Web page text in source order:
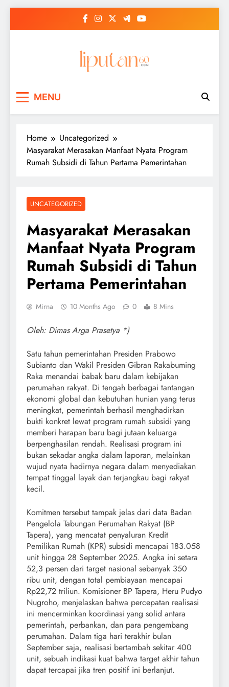
MENU
Home
Uncategorized
Masyarakat Merasakan Manfaat Nyata Program
Rumah Subsidi di Tahun Pertama Pemerintahan
UNCATEGORIZED
Masyarakat Merasakan
Manfaat Nyata Program
Rumah Subsidi di Tahun
Pertama Pemerintahan
Mirna 10 Months Ago 0 8 Mins
Oleh: DimasArga Prasetya *)
Satu tahun pemerintahan Presiden Prabowo
Subianto dan Wakil Presiden Gibran Rakabuming
Raka menandai babak baru dalam kebijakan
perumahan rakyat. Di tengah berbagai tantangan
ekonomi global dan kebutuhan hunian yang terus
meningkat, pemerintah berhasil menghadirkan
bukti konkret lewat program rumah subsidi yang
memberi harapan baru bagi jutaan keluarga
berpenghasilan rendah. Realisasi program ini
bukan sekadar angka dalam laporan, melainkan
wujud nyata hadirnya negara dalam menyediakan
tempat tinggal layak dan terjangkau bagi rakyat
kecil.
Komitmen tersebut tampak jelas dari data Badan
Pengelola Tabungan Perumahan Rakyat (BP
Tapera), yang mencatat penyaluran Kredit
Pemilikan Rumah (KPR) subsidi mencapai 183.058
unit hingga 28 September 2025. Angka ini setara
52,3 persen dari target nasional sebanyak 350
ribu unit, dengan total pembiayaan mencapai
Rp22,72 triliun. Komisioner BP Tapera, Heru Pudyo
Nugroho, menjelaskan bahwa percepatan realisasi
ini mencerminkan koordinasi yang solid antara
pemerintah, perbankan, dan para pengembang
perumahan. Dalam tiga hari terakhir bulan
September saja, realisasi bertambah sekitar 400
unit, sebuah indikasi kuat bahwa target akhir tahun
dapat tercapai jika tren positif ini berlanjut.